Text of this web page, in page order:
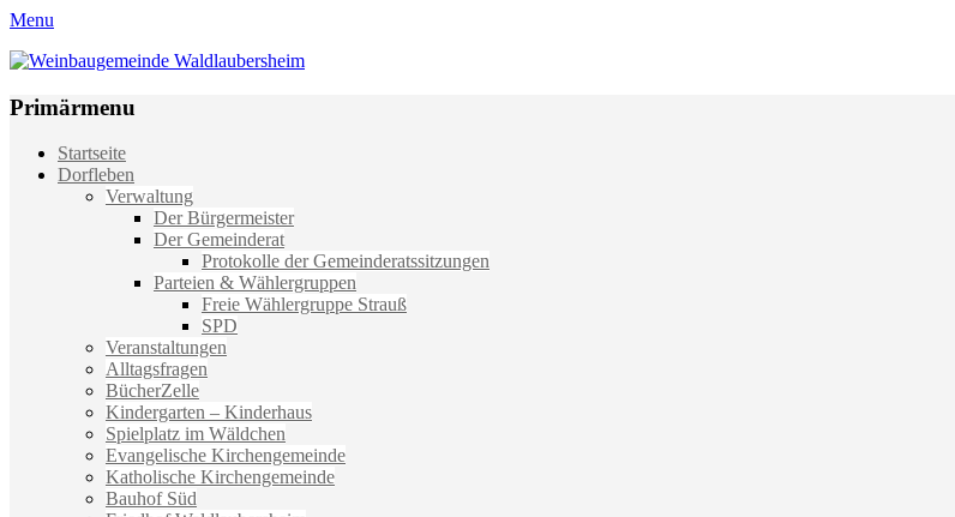
Menu
Weinbaugemeinde Waldlaubersheim
Primärmenu
Weiter
zum
Startseite
Dorfleben
Verwaltung
Der Bürgermeister
Der Gemeinderat
Protokolle der Gemeinderatssitzungen
Parteien & Wählergruppen
Freie Wählergruppe Strauß
SPD
Veranstaltungen
Alltagsfragen
BücherZelle
Kindergarten – Kinderhaus
Spielplatz im Wäldchen
Evangelische Kirchengemeinde
Katholische Kirchengemeinde
Bauhof Süd